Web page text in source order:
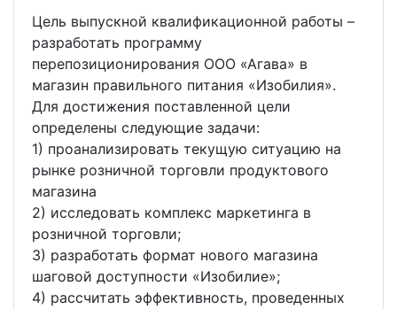
Цель выпускной квалификационной работы –
разработать программу
перепозиционирования ООО «Агава» в
магазин правильного питания «Изобилия».
Для достижения поставленной цели
определены следующие задачи:
1) проанализировать текущую ситуацию на
рынке розничной торговли продуктового
магазина
2) исследовать комплекс маркетинга в
розничной торговли;
3) разработать формат нового магазина
шаговой доступности «Изобилие»;
4) рассчитать эффективность, проведенных